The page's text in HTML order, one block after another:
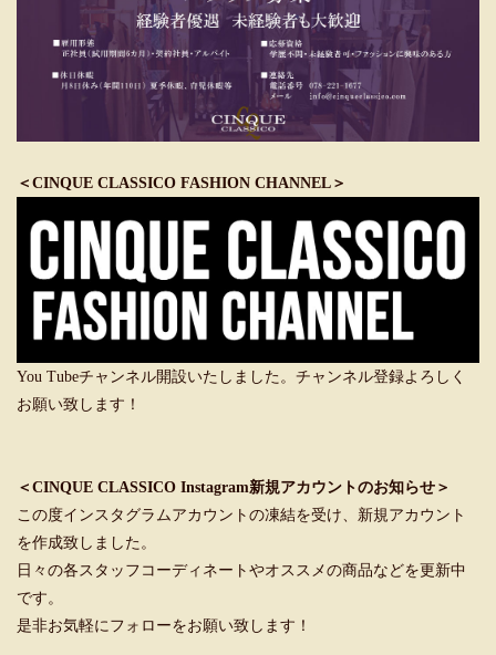
＜CINQUE CLASSICO FASHION CHANNEL＞
You Tubeチャンネル開設いたしました。チャンネル登録よろしく
お願い致します！
＜CINQUE CLASSICO Instagram新規アカウントのお知らせ＞
この度インスタグラムアカウントの凍結を受け、新規アカウント
を作成致しました。
日々の各スタッフコーディネートやオススメの商品などを更新中
です。
是非お気軽にフォローをお願い致します！